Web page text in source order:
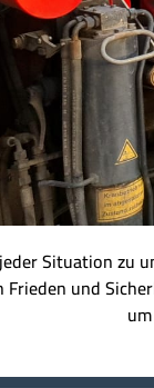
Situation zu
und